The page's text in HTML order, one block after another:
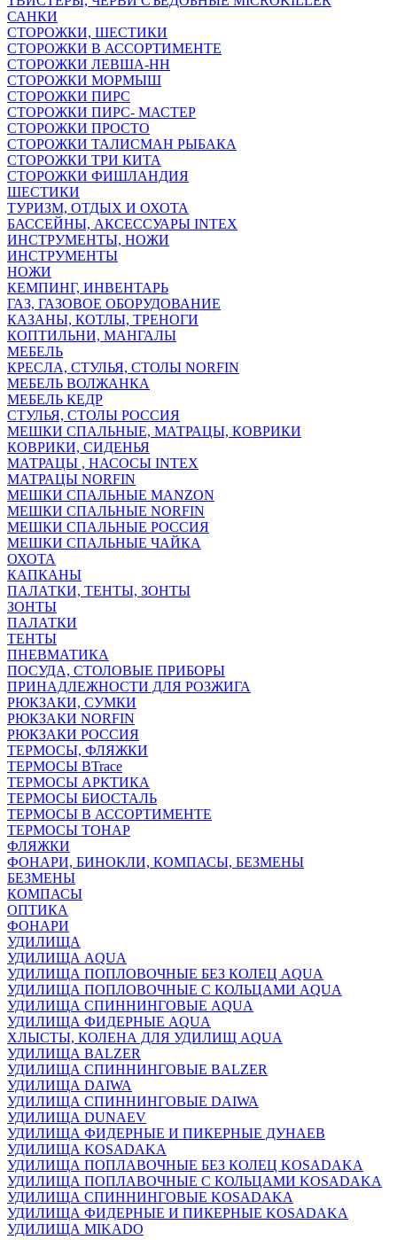
САНКИ
СТОРОЖКИ, ШЕСТИКИ
СТОРОЖКИ В АССОРТИМЕНТЕ
СТОРОЖКИ ЛЕВША-НН
СТОРОЖКИ МОРМЫШ
СТОРОЖКИ ПИРС
СТОРОЖКИ ПИРС- МАСТЕР
СТОРОЖКИ ПРОСТО
СТОРОЖКИ ТАЛИСМАН РЫБАКА
СТОРОЖКИ ТРИ КИТА
СТОРОЖКИ ФИШЛАНДИЯ
ШЕСТИКИ
ТУРИЗМ, ОТДЫХ И ОХОТА
БАССЕЙНЫ, АКСЕССУАРЫ INTEX
ИНСТРУМЕНТЫ, НОЖИ
ИНСТРУМЕНТЫ
НОЖИ
КЕМПИНГ, ИНВЕНТАРЬ
ГАЗ, ГАЗОВОЕ ОБОРУДОВАНИЕ
КАЗАНЫ, КОТЛЫ, ТРЕНОГИ
КОПТИЛЬНИ, МАНГАЛЫ
МЕБЕЛЬ
КРЕСЛА, СТУЛЬЯ, СТОЛЫ NORFIN
МЕБЕЛЬ ВОЛЖАНКА
МЕБЕЛЬ КЕДР
СТУЛЬЯ, СТОЛЫ РОССИЯ
МЕШКИ СПАЛЬНЫЕ, МАТРАЦЫ, КОВРИКИ
КОВРИКИ, СИДЕНЬЯ
МАТРАЦЫ , НАСОСЫ INTEX
МАТРАЦЫ NORFIN
МЕШКИ СПАЛЬНЫЕ MANZON
МЕШКИ СПАЛЬНЫЕ NORFIN
МЕШКИ СПАЛЬНЫЕ РОССИЯ
МЕШКИ СПАЛЬНЫЕ ЧАЙКА
ОХОТА
КАПКАНЫ
ПАЛАТКИ, ТЕНТЫ, ЗОНТЫ
ЗОНТЫ
ПАЛАТКИ
ТЕНТЫ
ПНЕВМАТИКА
ПОСУДА, СТОЛОВЫЕ ПРИБОРЫ
ПРИНАДЛЕЖНОСТИ ДЛЯ РОЗЖИГА
РЮКЗАКИ, СУМКИ
РЮКЗАКИ NORFIN
РЮКЗАКИ РОССИЯ
ТЕРМОСЫ, ФЛЯЖКИ
ТЕРМОСЫ BTrace
ТЕРМОСЫ АРКТИКА
ТЕРМОСЫ БИОСТАЛЬ
ТЕРМОСЫ В АССОРТИМЕНТЕ
ТЕРМОСЫ ТОНАР
ФЛЯЖКИ
ФОНАРИ, БИНОКЛИ, КОМПАСЫ, БЕЗМЕНЫ
БЕЗМЕНЫ
КОМПАСЫ
ОПТИКА
ФОНАРИ
УДИЛИЩА
УДИЛИЩА AQUA
УДИЛИЩА ПОПЛОВОЧНЫЕ БЕЗ КОЛЕЦ AQUA
УДИЛИЩА ПОПЛОВОЧНЫЕ С КОЛЬЦАМИ AQUA
УДИЛИЩА СПИННИНГОВЫЕ AQUA
УДИЛИЩА ФИДЕРНЫЕ AQUA
ХЛЫСТЫ, КОЛЕНА ДЛЯ УДИЛИЩ AQUA
УДИЛИЩА BALZER
УДИЛИЩА СПИННИНГОВЫЕ BALZER
УДИЛИЩА DAIWA
УДИЛИЩА СПИННИНГОВЫЕ DAIWA
УДИЛИЩА DUNAEV
УДИЛИЩА ФИДЕРНЫЕ И ПИКЕРНЫЕ ДУНАЕВ
УДИЛИЩА KOSADAKA
УДИЛИЩА ПОПЛАВОЧНЫЕ БЕЗ КОЛЕЦ KOSADAKA
УДИЛИЩА ПОПЛАВОЧНЫЕ С КОЛЬЦАМИ KOSADAKA
УДИЛИЩА СПИННИНГОВЫЕ KOSADAKA
УДИЛИЩА ФИДЕРНЫЕ И ПИКЕРНЫЕ KOSADAKA
УДИЛИЩА MIKADO